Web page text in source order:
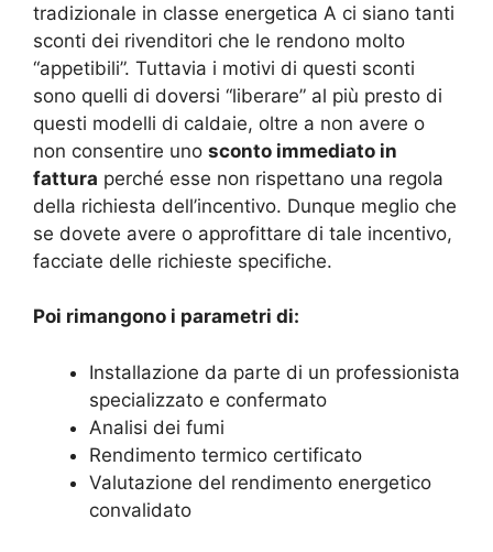
tradizionale in classe energetica A ci siano tanti
sconti dei rivenditori che le rendono molto
“appetibili”. Tuttavia i motivi di questi sconti
sono quelli di doversi “liberare” al più presto di
questi modelli di caldaie, oltre a non avere o
non consentire uno sconto immediato in
fattura perché esse non rispettano una regola
della richiesta dell’incentivo. Dunque meglio che
se dovete avere o approfittare di tale incentivo,
facciate delle richieste specifiche.
Poi rimangono i parametri di:
Installazione da parte di un professionista
specializzato e confermato
Analisi dei fumi
Rendimento termico certificato
Valutazione del rendimento energetico
convalidato